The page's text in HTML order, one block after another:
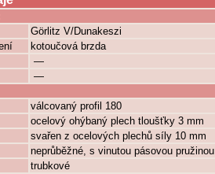
Görlitz V/Dunakeszi
kotoučová brzda
—
—
válcovaný profil 180
ocelový ohýbaný plech tloušťky 3 mm
svařen z ocelových plechů síly 10 mm
neprůběžné, s vinutou pásovou pružinou
trubkové